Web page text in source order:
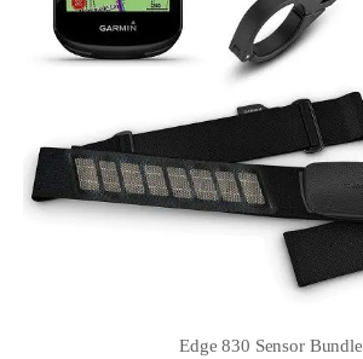
Edge 830 Sensor Bundle